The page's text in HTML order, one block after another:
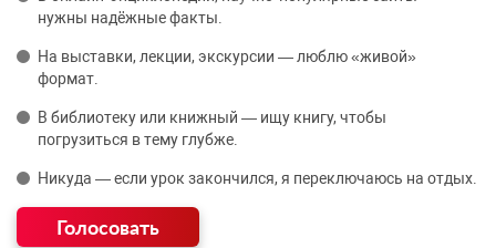
нужны надёжные факты.
На выставки, лекции, экскурсии — люблю «живой»
формат.
В библиотеку или книжный — ищу книгу, чтобы
погрузиться в тему глубже.
Никуда — если урок закончился, я переключаюсь на отдых.